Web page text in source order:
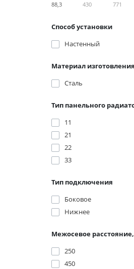
88,3 430 771
Способ установки
Настенный
Материал изготовления
Сталь
Тип панельного
11
21
22
33
Тип подключения
Боковое
Нижнее
Межосевое
250
450